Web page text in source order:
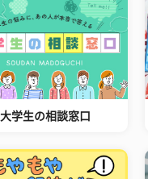
大学生の相談窓口